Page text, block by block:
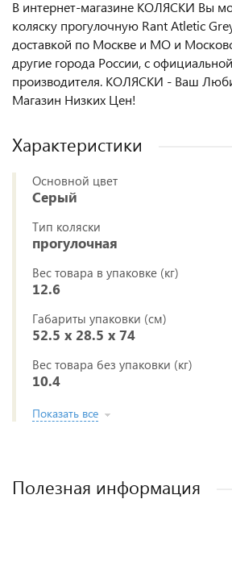
В интернет-магазине КОЛЯСКИ Вы
коляску прогулочную Rant Atletic
доставкой по Москве и МО и
другие города России, с
производителя. КОЛЯСКИ - Ваш
Магазин Низких Цен!
Характеристики
Основной цвет
Серый
Тип коляски
прогулочная
Вес товара в упаковке (кг)
12.6
Габариты упаковки (см)
52.5 x 28.5 x 74
Вес товара без упаковки (кг)
10.4
Показать все
Полезная информация